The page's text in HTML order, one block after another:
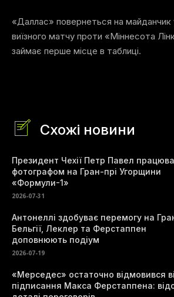
«Даллас» повернеться на майданчик
виїзного матчу проти «Міннесота
займає перше місце в таблиці.
Схожі новини
Президент Чехії Петр Павел
фотографом на Гран-прі Угорщини
«Формули-1»
2026-07-31
Антонеллі здобуває перемогу на
Бельгії, Леклер та Ферстаппен
доповнюють подіум
2026-07-19
«Мерседес» остаточно відмовився
підписання Макса Ферстаппена: